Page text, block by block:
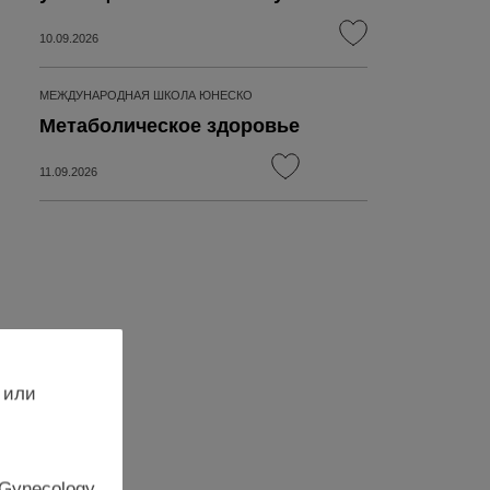
10.09.2026
МЕЖДУНАРОДНАЯ ШКОЛА ЮНЕСКО
Метаболическое здоровье
11.09.2026
или